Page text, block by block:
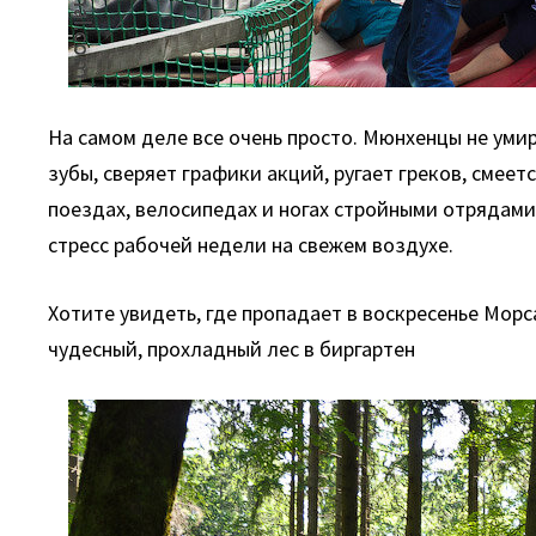
На самом деле все очень просто. Мюнхенцы не
зубы, сверяет графики акций, ругает греков,
поездах, велосипедах и ногах стройными
стресс рабочей недели на свежем воздухе.
Хотите увидеть, где пропадает в воскресенье
чудесный, прохладный лес в биргартен